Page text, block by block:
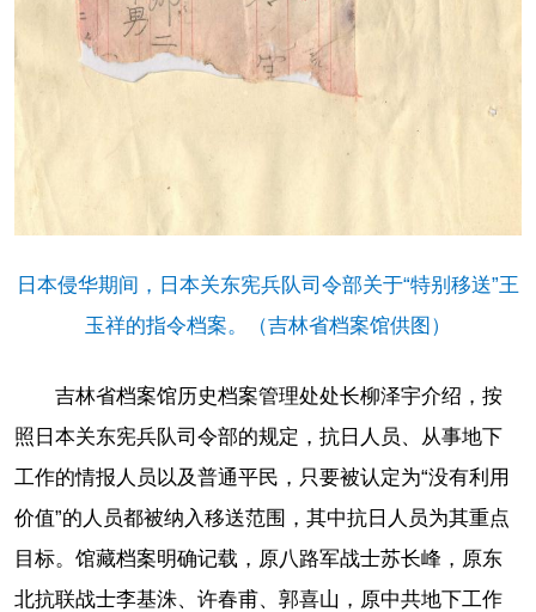
日本侵华期间，日本关东宪兵队司令部关于“特别移送”王
玉祥的指令档案。（吉林省档案馆供图）
吉林省档案馆历史档案管理处处长柳泽宇介绍，按
照日本关东宪兵队司令部的规定，抗日人员、从事地下
工作的情报人员以及普通平民，只要被认定为“没有利用
价值”的人员都被纳入移送范围，其中抗日人员为其重点
目标。馆藏档案明确记载，原八路军战士苏长峰，原东
北抗联战士李基洙、许春甫、郭喜山，原中共地下工作